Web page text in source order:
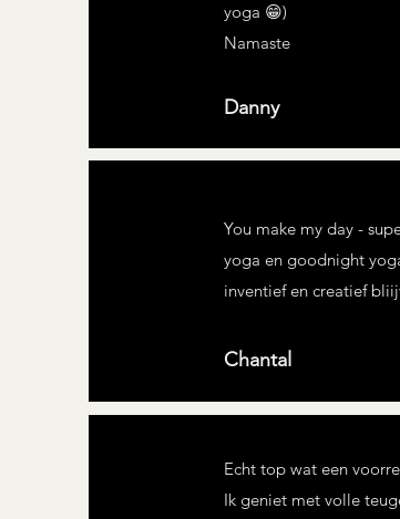
yoga 😁)
Namaste
Danny
You make my day -
yoga en goodnight
inventief en creatief
Chantal
Echt top wat een
Ik geniet met volle